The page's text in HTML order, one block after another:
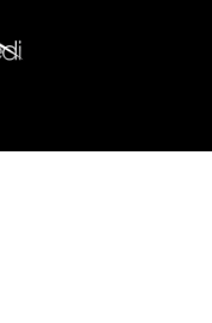
parti. Continuando la
stessi. Per saperne di